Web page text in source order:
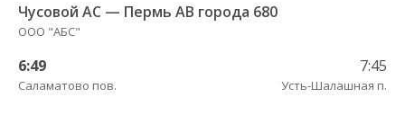
Чусовой АС — Пермь АВ города 680
ООО "АБС"
6:49
Саламатово пов.
7:45
Усть-Шалашная п.